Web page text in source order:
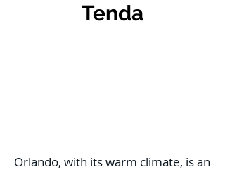
Tenda
Orlando, with its warm climate, is an